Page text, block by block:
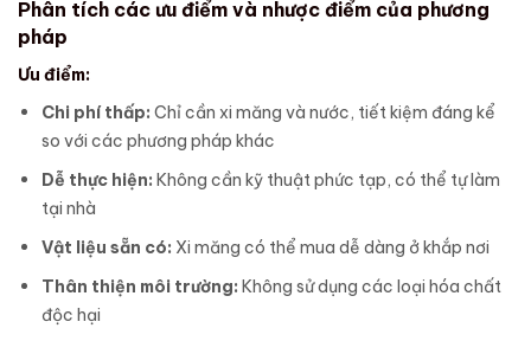
Phân tích các ưu điểm và nhược điểm của phương
pháp
Ưu điểm:
Chi phí thấp: Chỉ cần xi măng và nước, tiết kiệm đáng kể
so với các phương pháp khác
Dễ thực hiện: Không cần kỹ thuật phức tạp, có thể tự làm
tại nhà
Vật liệu sẵn có: Xi măng có thể mua dễ dàng ở khắp nơi
Thân thiện môi trường: Không sử dụng các loại hóa chất
độc hại